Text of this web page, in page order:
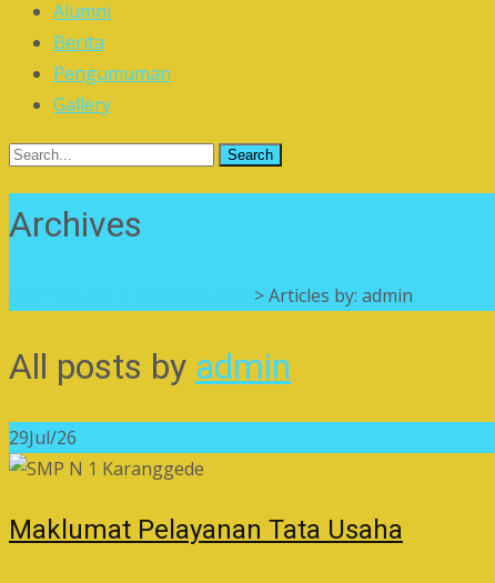
Alumni
Berita
Pengumuman
Gallery
Search
Archives
>Articles by: admin
All posts by admin
29Jul/26
Maklumat Pelayanan Tata Usaha